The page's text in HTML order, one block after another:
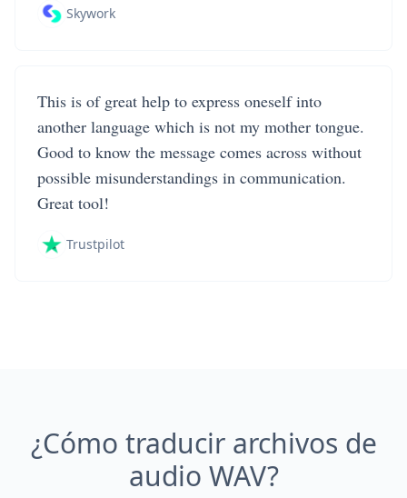
Skywork
This is of great help to express oneself into
another language which is not my mother tongue.
Good to know the message comes across without
possible misunderstandings in communication.
Great tool!
Trustpilot
¿Cómo traducir archivos de
audio WAV?